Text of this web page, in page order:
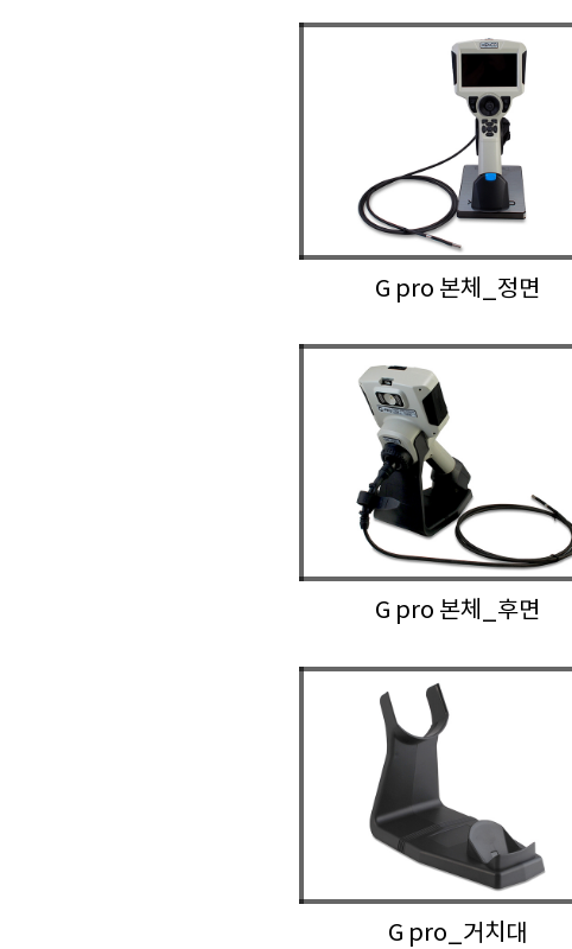
G pro 본체_정면
G pro 본체_후면
G pro_거치대